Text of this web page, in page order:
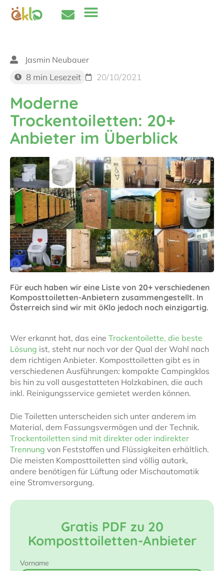
Jasmin Neubauer
8 min Lesezeit 20/10/2021
Moderne
Trockentoiletten: 20+
Anbieter im Überblick
Für euch haben wir eine Liste von 20+ verschiedenen
Komposttoiletten-Anbietern zusammengestellt. In
Österreich sind wir mit öKlo jedoch noch einzigartig.
Wer erkannt hat, das eine Trockentoilette, die beste
Lösung ist, steht nur noch vor der Qual der Wahl nach
dem richtigen Anbieter. Komposttoiletten gibt es in
verschiedenen Ausführungen: kompakte Campingklos
bis hin zu voll ausgestatteten Holzkabinen, die auch
inkl. Reinigungsservice gemietet werden können.
Die Toiletten unterscheiden sich unter anderem im
Material, dem Fassungsvermögen und der Technik.
Trockentoiletten sind mit direkter oder indirekter
Trennung von Feststoffen und Flüssigkeiten erhältlich.
Die meisten Komposttoiletten sind völlig autark,
andere benötigen für Lüftung oder Mischautomatik
eine Stromversorgung.
Gratis PDF zu 20
Komposttoiletten-Anbieter
Vorname